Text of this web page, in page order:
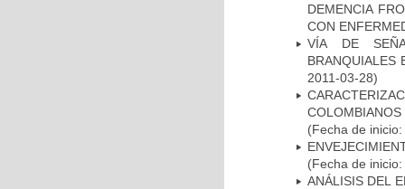
DEMENCIA
CON
VÍA DE
BRANQUIALES
2011-03-28)
(Fecha de
(Fecha de
ANÁLISIS DEL